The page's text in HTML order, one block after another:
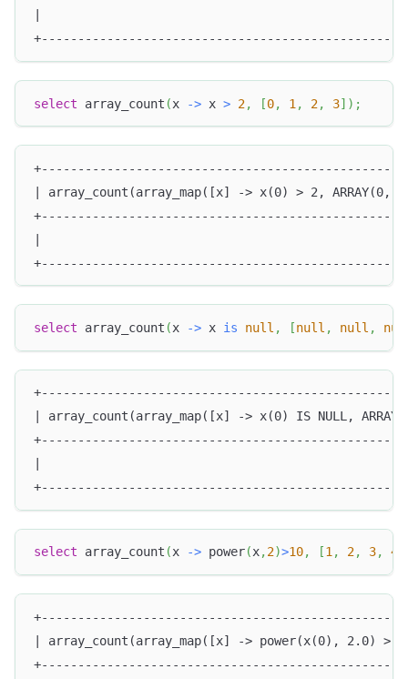
select array_count (x -> x > 2, [0, 1 , 2, 3] ) ;
| array_count(array_map([x] -> x(0) > 2,
select array_count (x -> x is null , [null , null ,
| array_count(array_map([x] -> x(0) IS NULL,
select array_count (x -> power(x,2)>10, [1, 2, 3, 4
| array_count(array_map([x] -> power(x(0), 2.0) >